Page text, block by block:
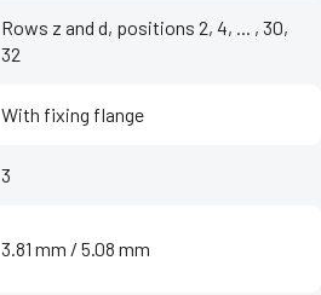
Rows z and d, positions 2, 4, ... , 30,
32
With fixing flange
3
3.81 mm / 5.08 mm